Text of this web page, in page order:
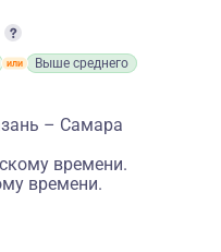
Выше среднего
– Самара
времени.
времени.